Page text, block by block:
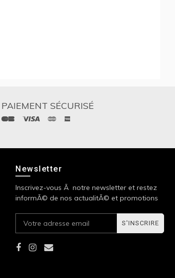
PAIEMENT SÉCURISÉ
Newsletter
Inscrivez-vous Ã notre newsletter et restez
informÃ© de nos actualitÃ© et promotions
S'INSCRIRE